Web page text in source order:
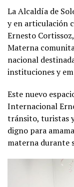
La Alcaldía de
y en articulación
Ernesto
Materna
nacional
instituciones y
Este nuevo
Internacional
tránsito, turistas
digno para
materna durante